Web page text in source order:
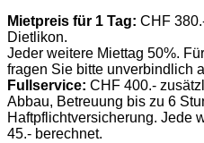
Mietpreis für 1 Tag: CHF
Dietlikon.
Jeder weitere Miettag 50%.
fragen Sie bitte unverbindlich
Fullservice: CHF 400.-
Abbau, Betreuung bis zu 6
Haftpflichtversicherung. Jede
45.- berechnet.